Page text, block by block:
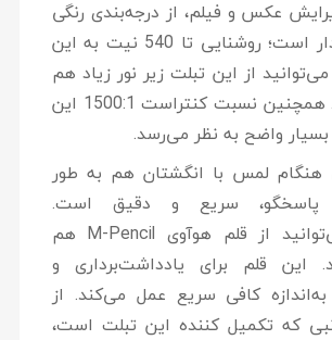
عکس و فیلم، از درجه‌بندی رنگی
DCI-P3 برخوردار است؛ روشنایی تا 540 نیت به این
از این تبلت زیر نور زیاد هم
استفاده کنید. همچنین نسبت کنتراست 1500:1 این
واضح به نظر می‌رسد.
لمس با انگشتان هم به طور
پاسخگو، سریع و دقیق است.
درعین‌حال، می‌توانید از قلم هوآوی M-Pencil هم
این قلم برای یادداشت‌برداری و
کافی سریع عمل می‌کند. از
که تکمیل‌ کننده این تبلت است،